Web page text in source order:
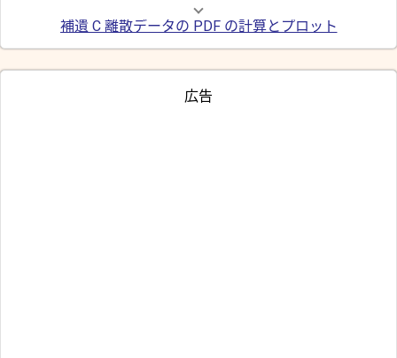
補遺 C 離散データの PDF の計算とプロット
広告